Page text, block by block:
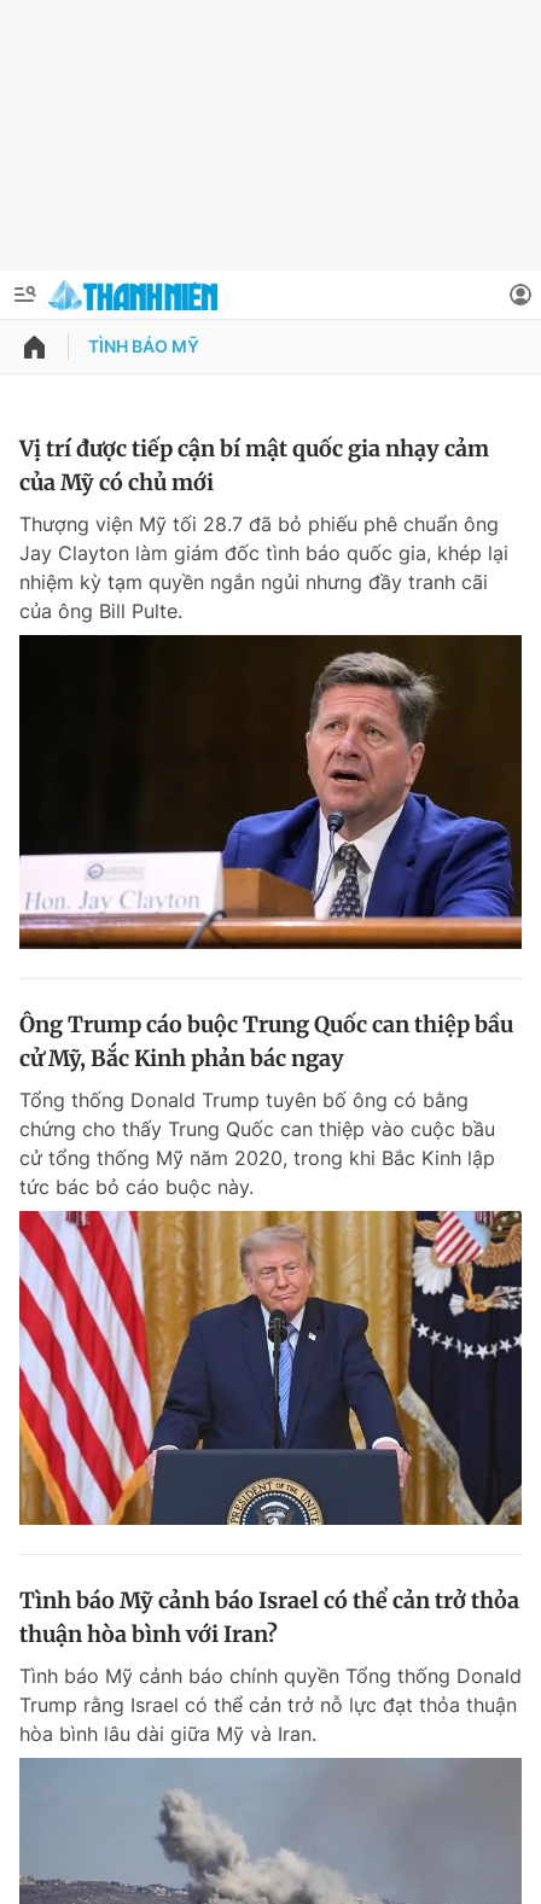
QUẢNG CÁO
Chuyên mục khác
Chào ngày mới
Tin 360
Magazine
Sản phẩm khác
Tiện ích Bạn cần biết
Đọc Thanh Niên trên điện thoại
Theo dõi báo trên
Hotline
0906 645 777
Liên hệ quảng cáo
0908 780 404
Đặt báo Quảng cáo Chính sách bảo
Tổng biên tập: Nguyễn Ngọc Toàn
Tổng thư ký tòa soạn: Đức Trung
Giấy phép xuất bản số 110/GP - BTTTT cấp ngày 24.3.2020
© 2003-2026 Bản quyền thuộc về Báo Thanh Niên. Cấm sao chép
dưới mọi hình thức nếu không có sự chấp thuận bằng văn bản.
Phát triển bởi ePi Technologies, JSC.
Thông tin tài khoản
Đổi mật khẩu
Tin đã lưu
Tin đã xem
TÌNH BÁO MỸ
Vị trí được tiếp cận bí mật quốc gia nhạy cảm
của Mỹ có chủ mới
Thượng viện Mỹ tối 28.7 đã bỏ phiếu phê chuẩn ông
Jay Clayton làm giám đốc tình báo quốc gia, khép lại
nhiệm kỳ tạm quyền ngắn ngủi nhưng đầy tranh cãi
của ông Bill Pulte.
Ông Trump cáo buộc Trung Quốc can thiệp bầu
cử Mỹ, Bắc Kinh phản bác ngay
Tổng thống Donald Trump tuyên bố ông có bằng
chứng cho thấy Trung Quốc can thiệp vào cuộc bầu
cử tổng thống Mỹ năm 2020, trong khi Bắc Kinh lập
tức bác bỏ cáo buộc này.
Tình báo Mỹ cảnh báo Israel có thể cản trở thỏa
thuận hòa bình với Iran?
Tình báo Mỹ cảnh báo chính quyền Tổng thống Donald
Trump rằng Israel có thể cản trở nỗ lực đạt thỏa thuận
hòa bình lâu dài giữa Mỹ và Iran.